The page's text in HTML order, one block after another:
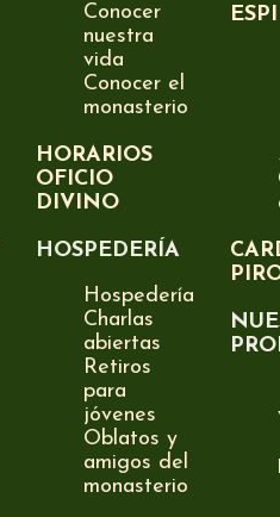
Conocer
nuestra
vida
Conocer el
monasterio
HORARIOS
OFICIO
DIVINO
HOSPEDERÍA
Hospedería
Charlas
abiertas
Retiros
para
jóvenes
Oblatos y
amigos del
monasterio